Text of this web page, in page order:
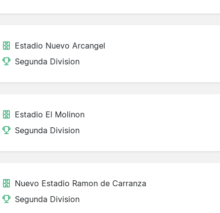
Estadio Nuevo Arcangel
Segunda Division
Estadio El Molinon
Segunda Division
Nuevo Estadio Ramon de Carranza
Segunda Division